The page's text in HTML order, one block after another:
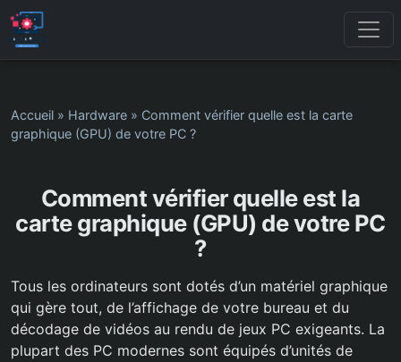
Accueil » Hardware » Comment vérifier quelle est la carte
graphique (GPU) de votre PC ?
Comment vérifier quelle est la
carte graphique (GPU) de votre PC
?
Tous les ordinateurs sont dotés d’un matériel graphique
qui gère tout, de l’affichage de votre bureau et du
décodage de vidéos au rendu de jeux PC exigeants. La
plupart des PC modernes sont équipés d’unités de